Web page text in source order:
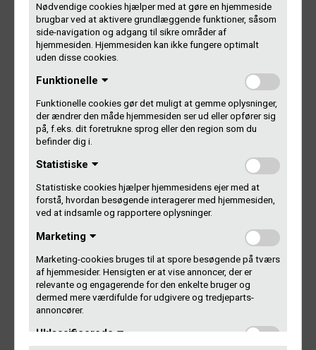
Nødvendige cookies hjælper med at gøre en hjemmeside
brugbar ved at aktivere grundlæggende funktioner, såsom
side-navigation og adgang til sikre områder af
hjemmesiden. Hjemmesiden kan ikke fungere optimalt
uden disse cookies.
Funktionelle
Funktionelle cookies gør det muligt at gemme oplysninger,
der ændrer den måde hjemmesiden ser ud eller opfører sig
på, f.eks. dit foretrukne sprog eller den region som du
befinder dig i.
Statistiske
Statistiske cookies hjælper hjemmesidens ejer med at
forstå, hvordan besøgende interagerer med hjemmesiden,
ved at indsamle og rapportere oplysninger.
Marketing
Marketing-cookies bruges til at spore besøgende på tværs
af hjemmesider. Hensigten er at vise annoncer, der er
relevante og engagerende for den enkelte bruger og
dermed mere værdifulde for udgivere og tredjeparts-
annoncører.
Uklassificerede
Forri
ge
Næs
te
Kontakt Gramex
Gammel Kongevej 11-13, 2. sal
1610 København V
+45 33 85 32 00
gramex@gramex.dk